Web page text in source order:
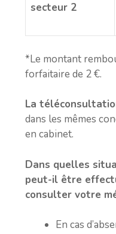
secteur 2
*Le montant
forfaitaire de 2 €.
La
dans les mêmes
en cabinet.
Dans quelles
peut-il être
consulter votre
En cas